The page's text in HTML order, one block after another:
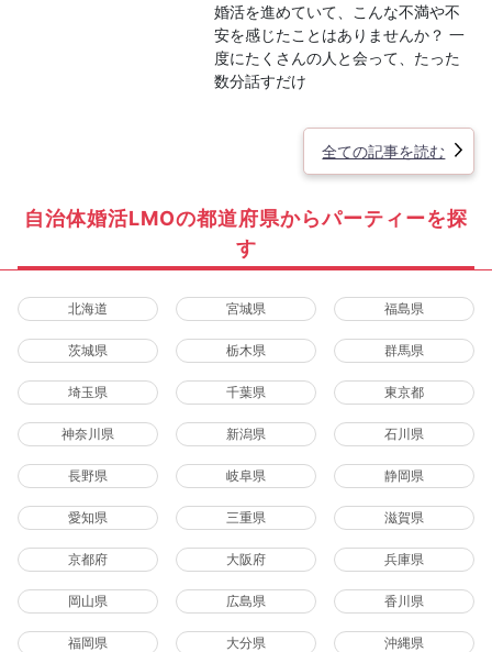
婚活を進めていて、こんな不満や不
安を感じたことはありませんか？ 一
度にたくさんの人と会って、たった
数分話すだけ
全ての記事を読む
自治体婚活LMOの都道府県からパーティーを探
す
北海道 宮城県 福島県
茨城県 栃木県 群馬県
埼玉県 千葉県 東京都
神奈川県 新潟県 石川県
長野県 岐阜県 静岡県
愛知県 三重県 滋賀県
京都府 大阪府 兵庫県
岡山県 広島県 香川県
福岡県 大分県 沖縄県